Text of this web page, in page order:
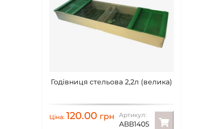
Годівниця стельова 2,2л (велика)
Ціна: 120.00 грн Артикул:
АВВ1405